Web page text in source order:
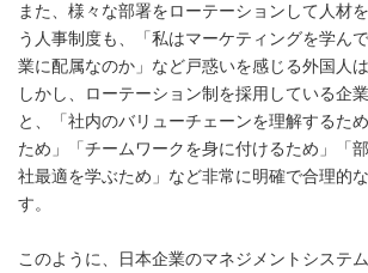
また、様々な部署をローテーションして人材
う人事制度も、「私はマーケティングを学ん
業に配属なのか」など戸惑いを感じる外国人は
しかし、ローテーション制を採用している企
と、「社内のバリューチェーンを理解するた
ため」「チームワークを身に付けるため」「
社最適を学ぶため」など非常に明確で合理的
す。
このように、日本企業のマネジメントシステ